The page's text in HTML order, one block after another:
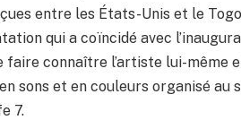
entre les États-Unis et le
qui a coïncidé avec
faire connaître l’artiste lui-même
sons et en couleurs organisé
7.